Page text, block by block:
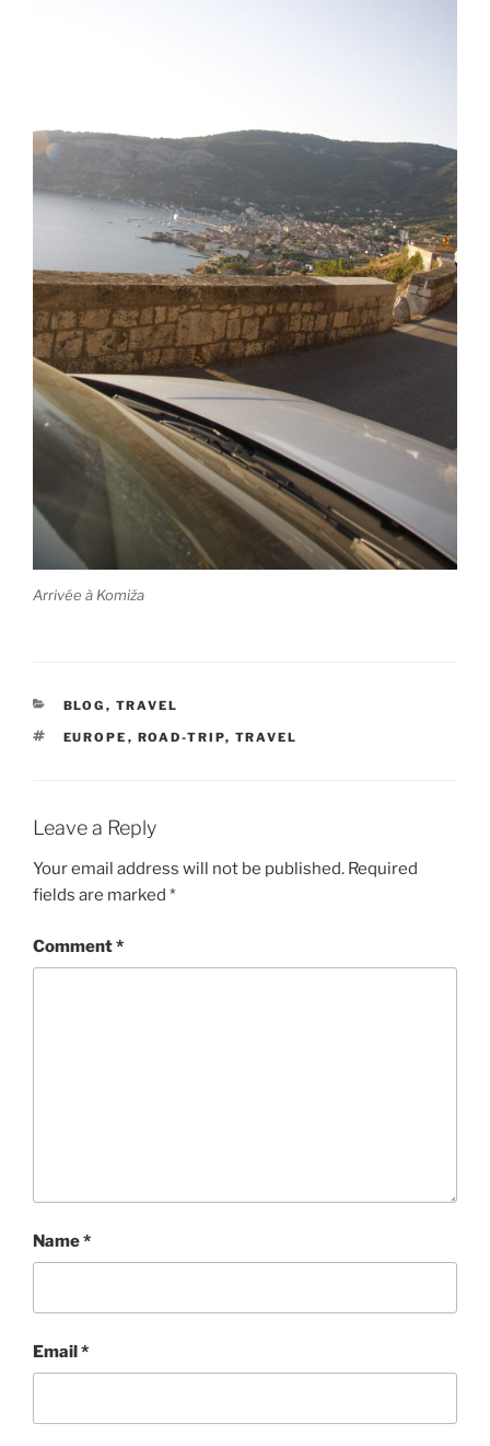
Arrivée à Komiža
CATEGORIES
BLOG , TRAVEL
TAGS
EUROPE , ROAD-TRIP, TRAVEL
Leave a Reply
Your email address will not be published. Required
fields are marked *
Comment*
Name*
Email*